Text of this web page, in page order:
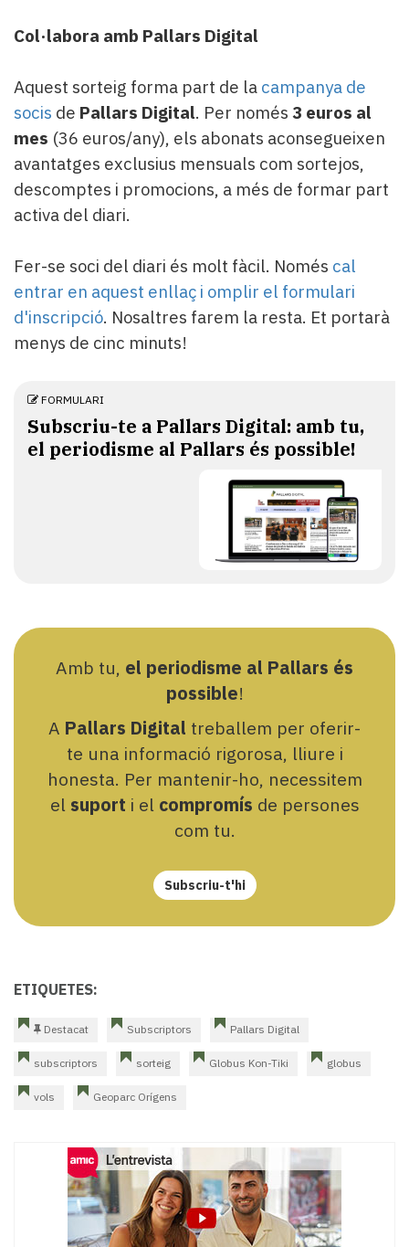
Col·labora amb Pallars Digital
Aquest sorteig forma part de la campanya de
socis de Pallars Digital. Per només 3 euros al
mes (36 euros/any), els abonats aconsegueixen
avantatges exclusius mensuals com sortejos,
descomptes i promocions, a més de formar part
activa del diari.
Fer-se soci del diari és molt fàcil. Només cal
entrar en aquest enllaç i omplir el formulari
d'inscripció. Nosaltres farem la resta. Et portarà
menys de cinc minuts!
FORMULARI
Subscriu-te a Pallars Digital: amb tu,
el periodisme al Pallars és possible!
Amb tu, el periodisme al Pallars és
possible!
A Pallars Digital treballem per oferir-
te una informació rigorosa, lliure i
honesta. Per mantenir-ho, necessitem
el suport i el compromís de persones
com tu.
Subscriu-t'hi
ETIQUETES:
Destacat Subscriptors Pallars Digital
subscriptors sorteig Globus Kon-Tiki globus
vols Geoparc Orígens